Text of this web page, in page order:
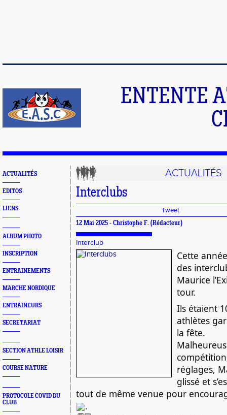
ENTENTE
ACTUALITÉS
EDITOS
LIENS
ALBUM PHOTO
INSCRIPTION
ENTRAINEMENTS
MARCHE NORDIQUE
ENTRAINEURS
SECRETARIAT
SECTION ATHLE LOISIR
COURSE NATURE
PROTOCOLE COVID DU
CLUB
ACTUALITÉS
Interclubs
Tweet
12 Mai 2025 - Christophe F. (Rédacteur)
Interclub
Cette
des
Maurice
tour.
Ils étaient
athlètes
la fête.
réglages,
glissé et
tout de même venue pour
.